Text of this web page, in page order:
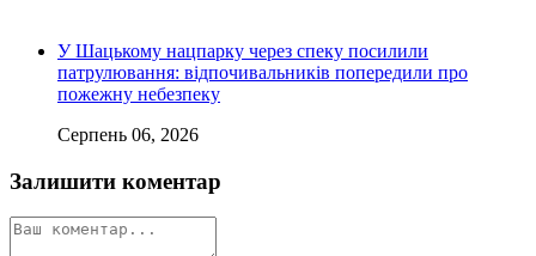
У Шацькому нацпарку через спеку посилили
патрулювання: відпочивальників попередили про
пожежну небезпеку
Серпень 06, 2026
Залишити коментар